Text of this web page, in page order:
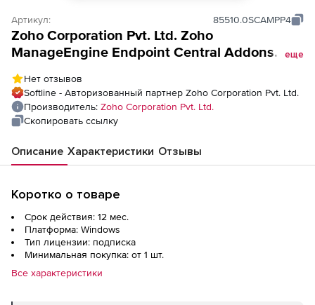
Артикул: 85510.0SCAMPP4
Zoho Corporation Pvt. Ltd. Zoho
ManageEngine Endpoint Central Addons
Protection Addon), fee for 500 Workstations
еще
Нет отзывов
Softline - Авторизованный партнер Zoho Corporation Pvt. Ltd.
Производитель: Zoho Corporation Pvt. Ltd.
Скопировать ссылку
Описание Характеристики Отзывы
Коротко о товаре
Срок действия: 12 мес.
Платформа: Windows
Тип лицензии: подписка
Минимальная покупка: от 1 шт.
Все характеристики